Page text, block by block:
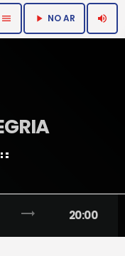
menu play_arrow NO AR volume_up
trending_flat 20:00